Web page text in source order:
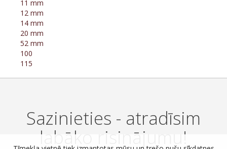
11 mm
12 mm
14 mm
20 mm
52 mm
100
115
Sazinieties - atradīsim
labāko risinājumu!